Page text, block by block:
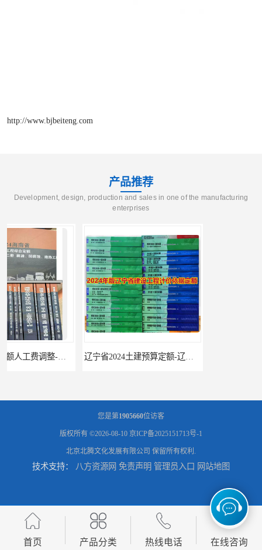
http://www.bjbeiteng.com
产品推荐
Development, design, production and sales in one of the manufacturing
enterprises
辽宁省2024土建预算定额-辽宁安装预算定额-辽宁通风空调安装定额
您是第1905660位访客
版权所有 ©2026-08-10 京ICP备2025151713号-1
北京北腾文化发展有限公司 保留所有权利.
技术支持： 八方资源网 免责声明 管理员入口 网站地图
首页 产品分类 热线电话 在线咨询